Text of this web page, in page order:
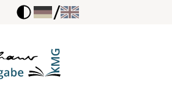
/